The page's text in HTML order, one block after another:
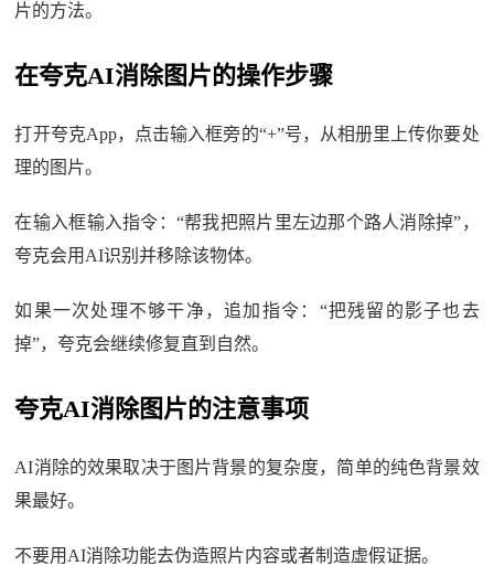
片的方法。
在夸克AI消除图片的操作步骤
打开夸克App，点击输入框旁的“+”号，从相册里上传你要处
理的图片。
在输入框输入指令：“帮我把照片里左边那个路人消除掉”，
夸克会用AI识别并移除该物体。
如果一次处理不够干净，追加指令：“把残留的影子也去
掉”，夸克会继续修复直到自然。
夸克AI消除图片的注意事项
AI消除的效果取决于图片背景的复杂度，简单的纯色背景效
果最好。
不要用AI消除功能去伪造照片内容或者制造虚假证据。